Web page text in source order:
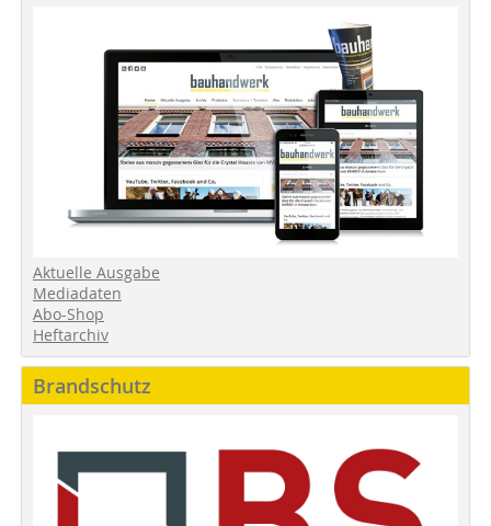
Aktuelle Ausgabe
Mediadaten
Abo-Shop
Heftarchiv
Brandschutz